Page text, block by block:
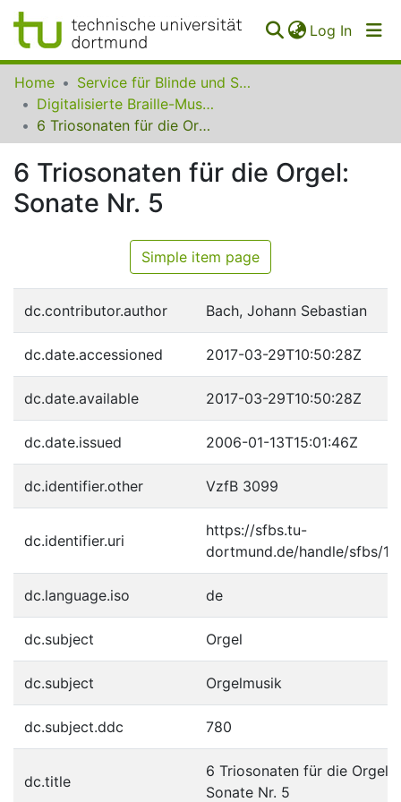
Log In
Communities
Collections
FAQ
Home
Service für Blinde und Sehbehinderte der UB Dortmund
Digitalisierte Braille-Musik-Matrizen des VzfB
6 Triosonaten für die Orgel: Sonate Nr. 5
6 Triosonaten für die Orgel:
Sonate Nr. 5
Simple item page
dc.contributor.author Bach, Johann Sebastian
dc.date.accessioned 2017-03-29T10:50:28Z
dc.date.available 2017-03-29T10:50:28Z
dc.date.issued 2006-01-13T15:01:46Z
dc.identifier.other VzfB 3099
dc.identifier.uri
https://sfbs.tu-
dortmund.de/handle/sfbs/
dc.language.iso de
dc.subject Orgel
dc.subject Orgelmusik
dc.subject.ddc 780
dc.title
6 Triosonaten für die Orgel:
Sonate Nr. 5